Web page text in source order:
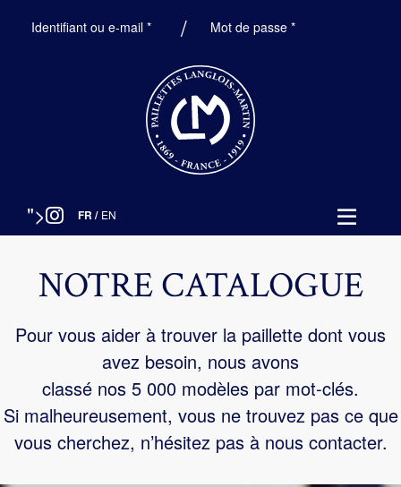
Identifiant ou e-mail *ObligatoireMot de passe*Obligatoire
"> FR / EN
NOTRE CATALOGUE
Pour vous aider à trouver la paillette dont vous
avez besoin, nous avons
classé nos 5 000 modèles par mot-clés.
Si malheureusement, vous ne trouvez pas ce que
vous cherchez, n’hésitez pas à nous contacter.